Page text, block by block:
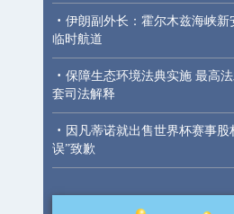
· 伊朗副外长：霍尔木兹海峡新
临时航道
· 保障生态环境法典实施 最高
套司法解释
· 因凡蒂诺就出售世界杯赛事股
误”致歉